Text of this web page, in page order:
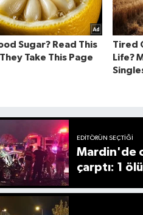
EDITÖRÜN SEÇTIĞI
Mardin'de
çarptı: 1